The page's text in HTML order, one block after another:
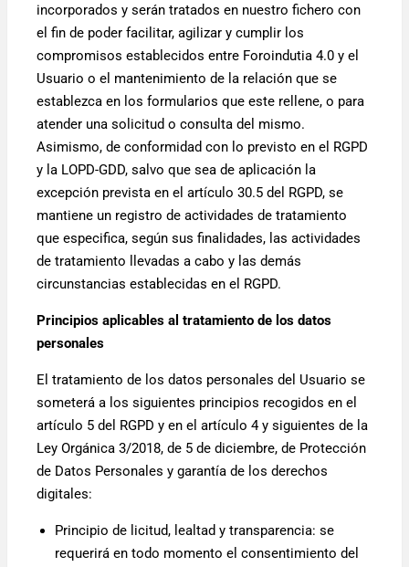
incorporados y serán tratados en nuestro fichero con
el fin de poder facilitar, agilizar y cumplir los
compromisos establecidos entre Foroindutia 4.0 y el
Usuario o el mantenimiento de la relación que se
establezca en los formularios que este rellene, o para
atender una solicitud o consulta del mismo.
Asimismo, de conformidad con lo previsto en el RGPD
y la LOPD-GDD, salvo que sea de aplicación la
excepción prevista en el artículo 30.5 del RGPD, se
mantiene un registro de actividades de tratamiento
que especifica, según sus finalidades, las actividades
de tratamiento llevadas a cabo y las demás
circunstancias establecidas en el RGPD.
Principios aplicables al tratamiento de los datos
personales
El tratamiento de los datos personales del Usuario se
someterá a los siguientes principios recogidos en el
artículo 5 del RGPD y en el artículo 4 y siguientes de la
Ley Orgánica 3/2018, de 5 de diciembre, de Protección
de Datos Personales y garantía de los derechos
digitales:
Principio de licitud, lealtad y transparencia: se
requerirá en todo momento el consentimiento del